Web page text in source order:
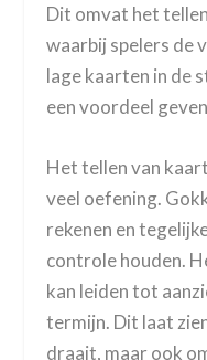
Dit omvat het
waarbij spelers de
lage kaarten in de
een voordeel
Het tellen van
veel oefening.
rekenen en
controle houden.
kan leiden tot
termijn. Dit laat
draait, maar ook